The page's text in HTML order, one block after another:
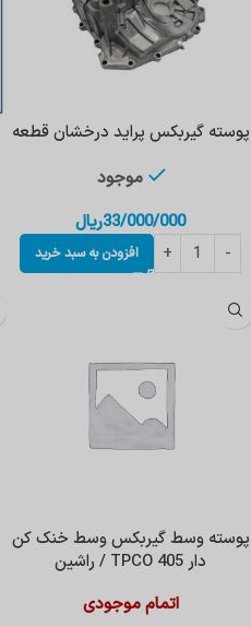
پوسته گیربکس پراید درخشان قطعه
موجود
33/000/000ریال
افزودن به سبد خرید
پوسته وسط گیربکس وسط خنک کن
دار 405 TPCO / راشین
اتمام موجودی